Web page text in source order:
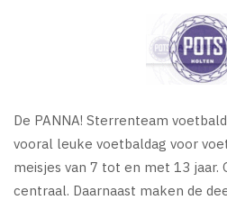
De PANNA! Sterrenteam
vooral leuke voetbaldag voor
meisjes van 7 tot en met 13 jaar.
centraal. Daarnaast maken de